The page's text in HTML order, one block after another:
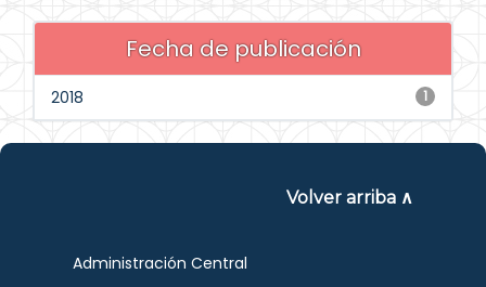
Fecha de publicación
1
2018
Volver arriba ∧
Administración Central